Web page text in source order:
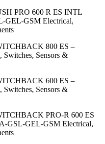
PRO 600 R ES INTL
GEL-GSM Electrical,
800 ES –
Sensors &
600 ES –
Sensors &
PRO-R 600 ES
GSL-GEL-GSM Electrical,